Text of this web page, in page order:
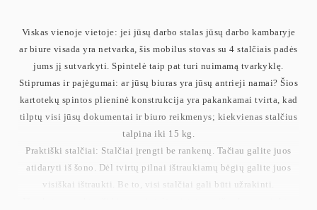
Viskas vienoje vietoje: jei jūsų darbo stalas jūsų darbo kambaryje
ar biure visada yra netvarka, šis mobilus stovas su 4 stalčiais padės
jums jį sutvarkyti. Spintelė taip pat turi nuimamą tvarkyklę.
Stiprumas ir pajėgumai: ar jūsų biuras yra jūsų antrieji namai? Šios
kartotekų spintos plieninė konstrukcija yra pakankamai tvirta, kad
tilptų visi jūsų dokumentai ir biuro reikmenys; kiekvienas stalčius
talpina iki 15 kg.
Praktiški stalčiai: Stalčiai įrengti be rankenų. Tačiau galite juos
atidaryti iš šono. Dėl tvirtų pilnai ištraukiamų bėgių galite juos
visiškai ištraukti. Be to, visi stalčiai gali būti užrakinti.